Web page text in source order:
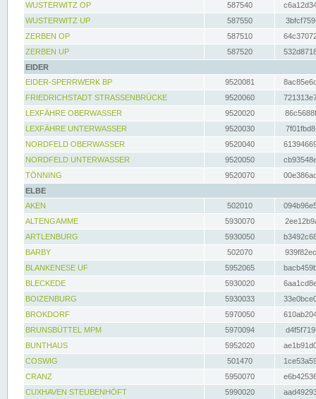
WUSTERWITZ OP
587540
WUSTERWITZ UP
587550
ZERBEN OP
587510
ZERBEN UP
587520
EIDER
EIDER-SPERRWERK BP
9520081
FRIEDRICHSTADT STRASSENBRÜCKE
9520060
LEXFÄHRE OBERWASSER
9520020
LEXFÄHRE UNTERWASSER
9520030
NORDFELD OBERWASSER
9520040
NORDFELD UNTERWASSER
9520050
TÖNNING
9520070
ELBE
AKEN
502010
ALTENGAMME
5930070
ARTLENBURG
5930050
BARBY
502070
BLANKENESE UF
5952065
BLECKEDE
5930020
BOIZENBURG
5930033
BROKDORF
5970050
BRUNSBÜTTEL MPM
5970094
BUNTHAUS
5952020
COSWIG
501470
CRANZ
5950070
CUXHAVEN STEUBENHÖFT
5990020